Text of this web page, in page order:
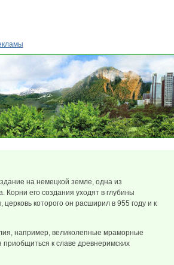
на немецкой земле, одна из
его создания уходят в глубины
которого он расширил в 955 году и к
например, великолепные мраморные
к славе древнеримских